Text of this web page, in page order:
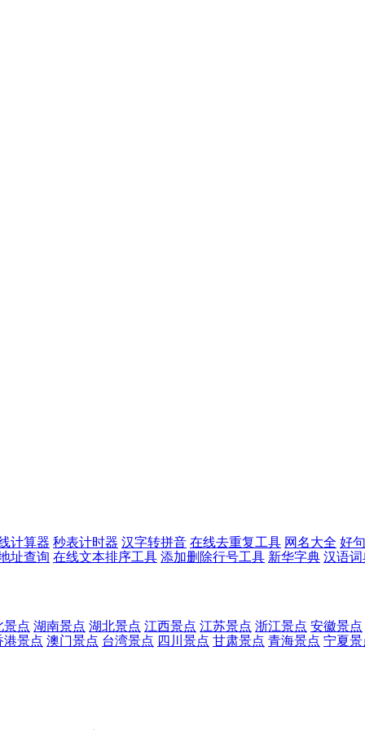
计算器 秒表计时器 汉字转拼音 在线去重复工具 网名大全 好
址查询 在线文本排序工具 添加删除行号工具 新华字典 汉语词
景点 湖南景点 湖北景点 江西景点 江苏景点 浙江景点 安徽景点
港景点 澳门景点 台湾景点 四川景点 甘肃景点 青海景点 宁夏景